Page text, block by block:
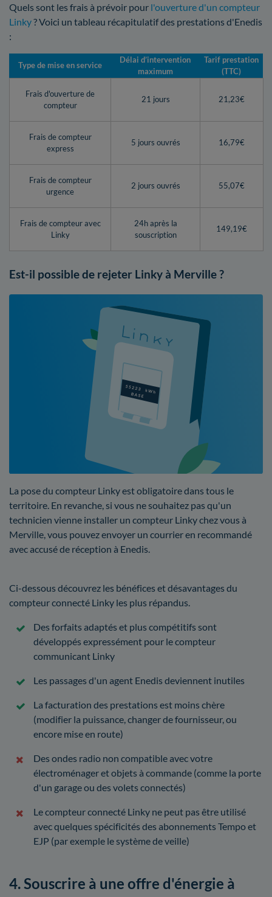
Quels sont les frais à prévoir pour l'ouverture d'un compteur
Linky? Voici un tableau récapitulatif des prestations d'Enedis
:
Type de mise en service
Délai d’intervention
maximum
Tarif prestation
(TTC)
Frais d'ouverture de
compteur
21 jours 21,23€
Frais de compteur
express
5 jours ouvrés 16,79€
Frais de compteur
urgence
2 jours ouvrés 55,07€
Frais de compteur avec
Linky
24h après la
souscription
149,19€
Est-il possible de rejeter Linky à Merville ?
La pose du compteur Linky est obligatoire dans tous le
territoire. En revanche, si vous ne souhaitez pas qu'un
technicien vienne installer un compteur Linky chez vous à
Merville, vous pouvez envoyer un courrier en recommandé
avec accusé de réception à Enedis.
Ci-dessous découvrez les bénéfices et désavantages du
compteur connecté Linky les plus répandus.
Des forfaits adaptés et plus compétitifs sont
développés expressément pour le compteur
communicant Linky
Les passages d'un agent Enedis deviennent inutiles
La facturation des prestations est moins chère
(modifier la puissance, changer de fournisseur, ou
encore mise en route)
Des ondes radio non compatible avec votre
électroménager et objets à commande (comme la porte
d'un garage ou des volets connectés)
Le compteur connecté Linky ne peut pas être utilisé
avec quelques spécificités des abonnements Tempo et
EJP (par exemple le système de veille)
4. Souscrire à une offre d'énergie à